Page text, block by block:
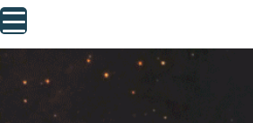
Skip
to
content